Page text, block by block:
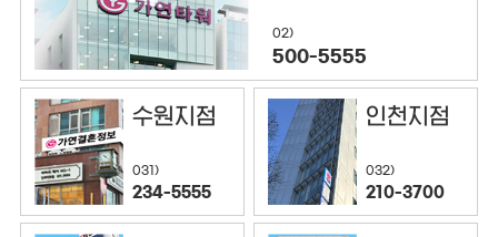
02)
500-5555
수원지점
031)
234-5555
인천지점
032)
210-3700